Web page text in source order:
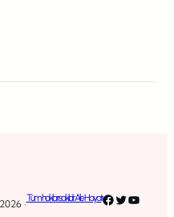
·
Tüm hakları saklıdır. Aile HayatıFacebook
Twitter